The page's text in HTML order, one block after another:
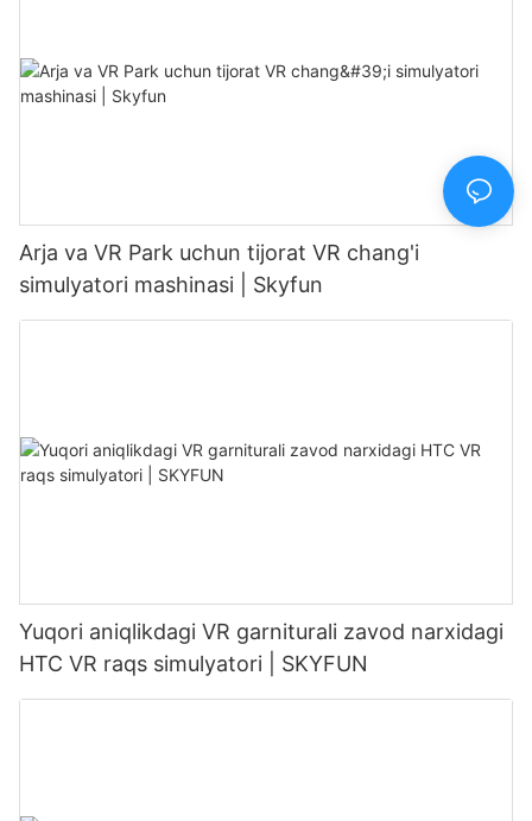
Arja va VR Park uchun tijorat VR chang'i
simulyatori mashinasi | Skyfun
Yuqori aniqlikdagi VR garniturali zavod narxidagi
HTC VR raqs simulyatori | SKYFUN